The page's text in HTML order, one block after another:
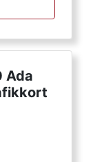
Ada